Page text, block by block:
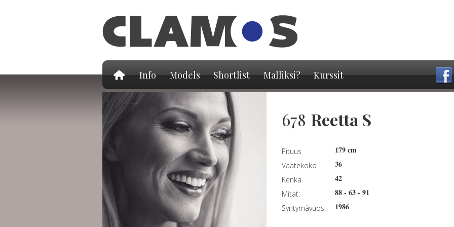
Info Models Shortlist Malliksi? Kurssit
678 Reetta S
Pituus 179 cm
Vaatekoko 36
Kenkä 42
Mitat: 88- 63- 91
Syntymävuosi 1986